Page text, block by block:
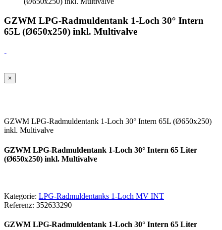
GZWM LPG-Radmuldentank 1-Loch 30° Intern
65L (Ø650x250) inkl. Multivalve
×
GZWM LPG-Radmuldentank 1-Loch 30° Intern 65L (Ø650x250)
inkl. Multivalve
GZWM LPG-Radmuldentank 1-Loch 30° Intern 65 Liter
(Ø650x250) inkl. Multivalve
Kategorie: LPG-Radmuldentanks 1-Loch MV INT
Referenz: 352633290
GZWM LPG-Radmuldentank 1-Loch 30° Intern 65 Liter